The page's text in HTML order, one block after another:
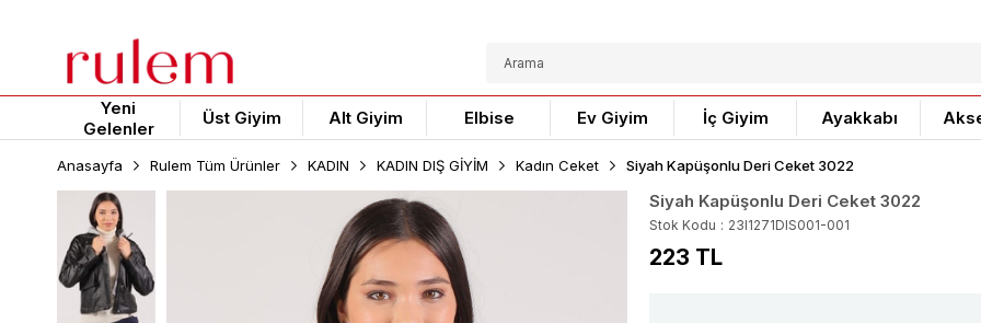
Yeni
Gelenler
Üst Giyim Alt Giyim Elbise Ev Giyim İç Giyim Ayakkabı
Anasayfa Rulem Tüm Ürünler KADIN KADIN DIŞ GİYİM Kadın Ceket Siyah Kapüşonlu Deri Ceket 3022
Siyah Kapüşonlu Deri Ceket 3022
Stok Kodu 23I1271DIS001-001
223 TL